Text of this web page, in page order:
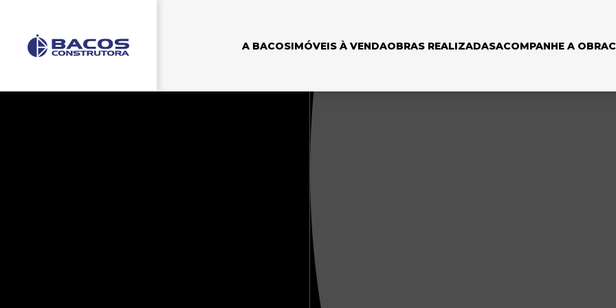
A BACOSIMÓVEIS À VENDAOBRAS REALIZADASACOMPANHE A OBRA